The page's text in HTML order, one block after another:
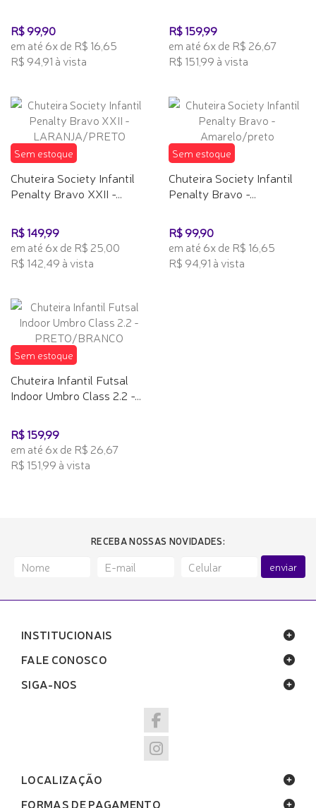
R$ 99,90
em até 6x de R$ 16,65
R$ 94,91 à vista
R$ 159,99
em até 6x de R$ 26,67
R$ 151,99 à vista
Sem estoque
Chuteira Society Infantil
Penalty Bravo XXII -...
R$ 149,99
em até 6x de R$ 25,00
R$ 142,49 à vista
Sem estoque
Chuteira Society Infantil
Penalty Bravo -...
R$ 99,90
em até 6x de R$ 16,65
R$ 94,91 à vista
Sem estoque
Chuteira Infantil Futsal
Indoor Umbro Class 2.2 -...
R$ 159,99
em até 6x de R$ 26,67
R$ 151,99 à vista
RECEBA NOSSAS NOVIDADES:
enviar
INSTITUCIONAIS
FALE CONOSCO
SIGA-NOS
LOCALIZAÇÃO
FORMAS DE PAGAMENTO